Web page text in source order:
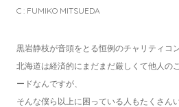
C : FUMIKO MITSUEDA
黒岩静枝が音頭をとる恒例のチャリティコン
北海道は経済的にまだまだ厳しくて他人の
ードなんですが、
そんな僕ら以上に困っている人もたくさん